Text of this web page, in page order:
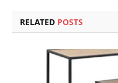
RELATED POSTS